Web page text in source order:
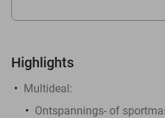
Highlights
Multideal:
Ontspannings- of